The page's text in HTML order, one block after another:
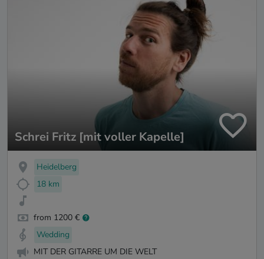
Schrei Fritz [mit voller Kapelle]
Heidelberg
18 km
from 1200 €
Wedding
MIT DER GITARRE UM DIE WELT